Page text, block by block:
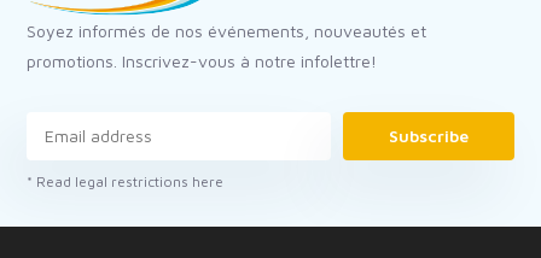
Soyez informés de nos événements, nouveautés et
promotions. Inscrivez-vous à notre infolettre!
Subscribe
* Read legal restrictions here